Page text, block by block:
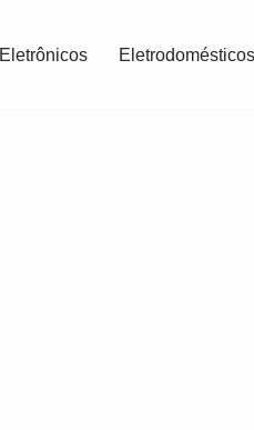
Eletrônicos Eletrodomésticos